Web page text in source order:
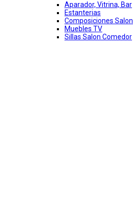
Aparador, Vitrina, Bar
Estanterias
Composiciones Salon
Muebles TV
Sillas Salon Comedor